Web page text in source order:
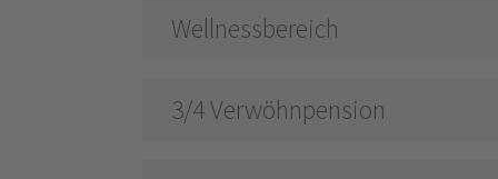
Wellnessbereich
3/4 Verwöhnpension